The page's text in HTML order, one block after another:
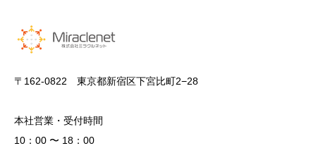
〒162-0822 東京都新宿区下宮比町2−28
本社営業・受付時間
10：00 〜 18：00